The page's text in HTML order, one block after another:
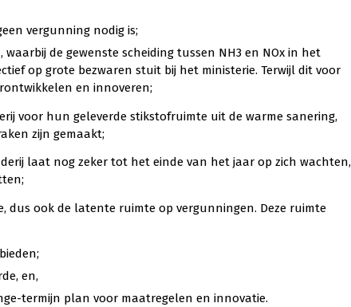
vergunning nodig is;
de gewenste scheiding tussen NH3 en NOx in het
op grote bezwaren stuit bij het ministerie. Terwijl dit voor
en innoveren;
voor hun geleverde stikstofruimte uit de warme sanering,
zijn gemaakt;
laat nog zeker tot het einde van het jaar op zich wachten,
dus ook de latente ruimte op vergunningen. Deze ruimte
en,
termijn plan voor maatregelen en innovatie.